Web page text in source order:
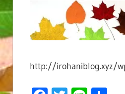
http://irohaniblog.xyz/